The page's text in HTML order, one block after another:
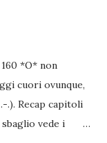
*O* non
cuori ovunque,
.). Recap capitoli
vede i